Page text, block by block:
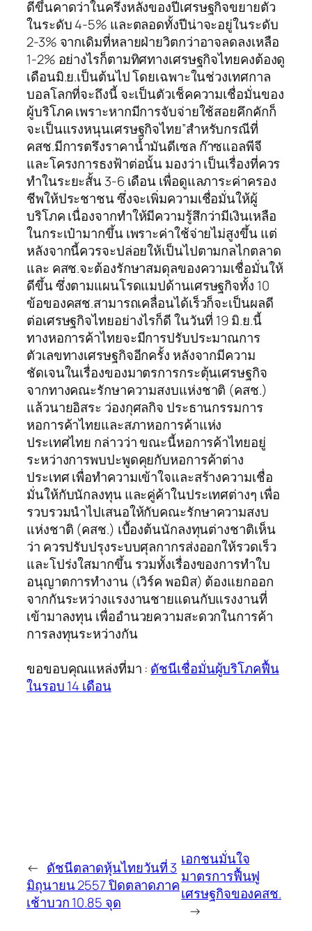
ดีขึ้นคาดว่าในครึ่งหลังของปีเศรษฐกิจขยายตัว
ในระดับ 4-5% และตลอดทั้งปีน่าจะอยู่ในระดับ
2-3% จากเดิมที่หลายฝ่ายวิตกว่าอาจลดลงเหลือ
1-2% อย่างไรก็ตามทิศทางเศรษฐกิจไทยคงต้องดู
เดือนมิ.ย.เป็นต้นไป โดยเฉพาะในช่วงเทศกาล
บอลโลกที่จะถึงนี้ จะเป็นตัวเช็คความเชื่อมั่นของ
ผู้บริโภค เพราะหากมีการจับจ่ายใช้สอยคึกคักก็
จะเป็นแรงหนุนเศรษฐกิจไทย”สำหรับกรณีที่
คสช.มีการตรึงราคาน้ำมันดีเซล ก๊าซแอลพีจี
และโครงการธงฟ้าต่อนั้น มองว่า เป็นเรื่องที่ควร
ทำในระยะสั้น 3-6 เดือน เพื่อดูแลภาระค่าครอง
ชีพให้ประชาชน ซึ่งจะเพิ่มความเชื่อมั่นให้ผู้
บริโภค เนื่องจากทำให้มีความรู้สึกว่ามีเงินเหลือ
ในกระเป๋ามากขึ้น เพราะค่าใช้จ่ายไม่สูงขึ้น แต่
หลังจากนี้ควรจะปล่อยให้เป็นไปตามกลไกตลาด
และ คสช.จะต้องรักษาสมดุลของความเชื่อมั่นให้
ดีขึ้น ซึ่งตามแผนโรดแมปด้านเศรษฐกิจทั้ง 10
ข้อของคสช.สามารถเคลื่อนได้เร็วก็จะเป็นผลดี
ต่อเศรษฐกิจไทยอย่างไรก็ดี ในวันที่ 19 มิ.ย.นี้
ทางหอการค้าไทยจะมีการปรับประมาณการ
ตัวเลขทางเศรษฐกิจอีกครั้ง หลังจากมีความ
ชัดเจนในเรื่องของมาตรการกระตุ้นเศรษฐกิจ
จากทางคณะรักษาความสงบแห่งชาติ (คสช.)
แล้วนายอิสระ ว่องกุศลกิจ ประธานกรรมการ
หอการค้าไทยและสภาหอการค้าแห่ง
ประเทศไทย กล่าวว่า ขณะนี้หอการค้าไทยอยู่
ระหว่างการพบปะพูดคุยกับหอการค้าต่าง
ประเทศ เพื่อทำความเข้าใจและสร้างความเชื่อ
มั่นให้กับนักลงทุน และคู่ค้าในประเทศต่างๆ เพื่อ
รวบรวมนำไปเสนอให้กับคณะรักษาความสงบ
แห่งชาติ (คสช.) เบื้องต้นนักลงทุนต่างชาติเห็น
ว่า ควรปรับปรุงระบบศุลกากรส่งออกให้รวดเร็ว
และโปร่งใสมากขึ้น รวมทั้งเรื่องของการทำใบ
อนุญาตการทำงาน (เวิร์ค พอมิส) ต้องแยกออก
จากกันระหว่างแรงงานชายแดนกับแรงงานที่
เข้ามาลงทุน เพื่ออำนวยความสะดวกในการค้า
การลงทุนระหว่างกัน
ขอขอบคุณแหล่งที่มา : ดัชนีเชื่อมั่นผู้บริโภคฟื้น
ในรอบ 14 เดือน
← ดัชนีตลาดหุ้นไทยวันที่ 3
มิถุนายน 2557 ปิดตลาดภาค
เช้าบวก 10.85 จุด
เอกชนมั่นใจ
มาตรการฟื้นฟู
เศรษฐกิจของคสช.
→